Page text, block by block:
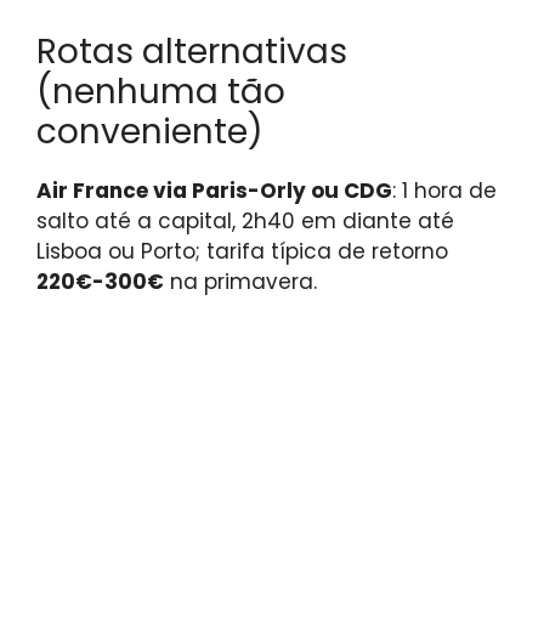
Rotas alternativas
(nenhuma tão
conveniente)
Air France via Paris-Orly ou CDG: 1 hora de
salto até a capital, 2h40 em diante até
Lisboa ou Porto; tarifa típica de retorno
220€-300€ na primavera.